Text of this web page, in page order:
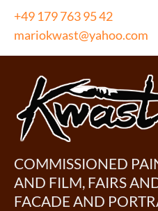
Skip
content
+49 179 763 95 42
mariokwast@yahoo.com
COMMISSIONED
AND FILM, FAIRS
FACADE AND